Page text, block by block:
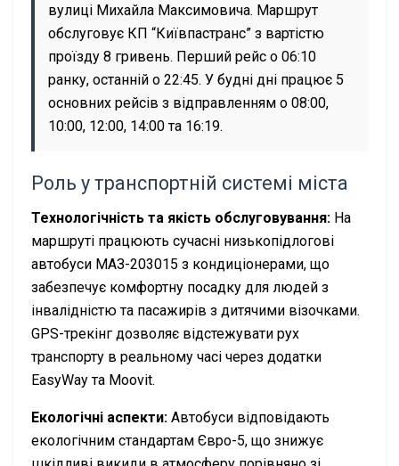
вулиці Михайла Максимовича. Маршрут
обслуговує КП “Київпастранс” з вартістю
проїзду 8 гривень. Перший рейс о 06:10
ранку, останній о 22:45. У будні дні працює 5
основних рейсів з відправленням о 08:00,
10:00, 12:00, 14:00 та 16:19.
Роль у транспортній системі міста
Технологічність та якість обслуговування: На
маршруті працюють сучасні низькопідлогові
автобуси МАЗ-203015 з кондиціонерами, що
забезпечує комфортну посадку для людей з
інвалідністю та пасажирів з дитячими візочками.
GPS-трекінг дозволяє відстежувати рух
транспорту в реальному часі через додатки
EasyWay та Moovit.
Екологічні аспекти: Автобуси відповідають
екологічним стандартам Євро-5, що знижує